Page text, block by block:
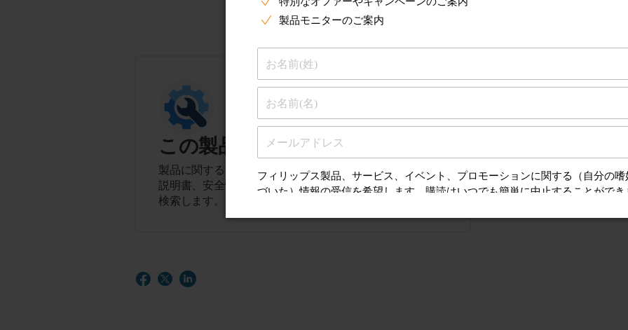
この製品に関するサポート
製品に関するヒント、よくある質問（FAQ）、取扱
説明書、安全性とコンプライアンスに関する情報を
検索します。